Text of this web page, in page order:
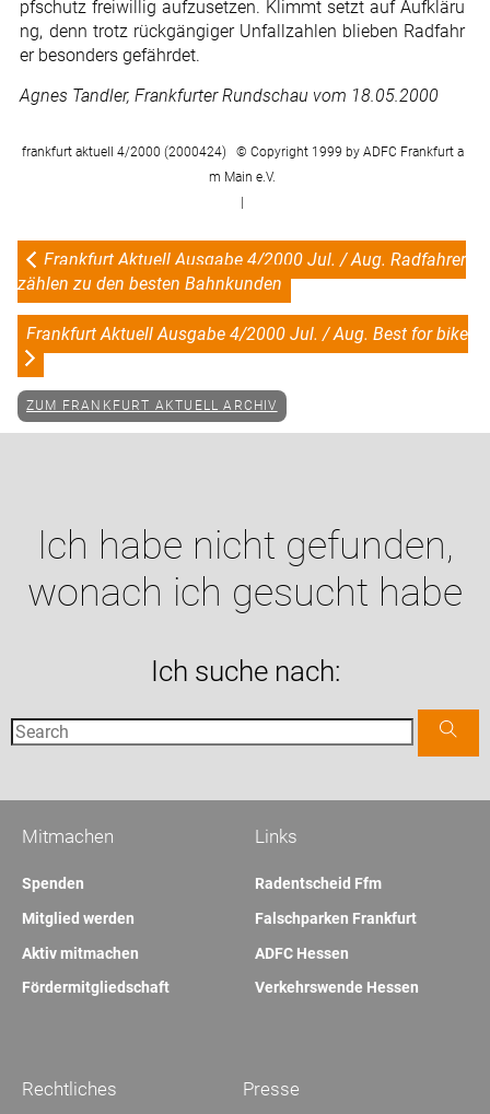
pfschutz freiwillig aufzusetzen. Klimmt setzt auf Aufkläru
ng, denn trotz rückgängiger Unfallzahlen blieben Radfahr
er besonders gefährdet.
Agnes Tandler, Frankfurter Rundschau vom 18.05.2000
frankfurt aktuell 4/2000 (2000424) © Copyright 1999 by ADFC Frankfurt a
m Main e.V.
Frankfurt Aktuell Ausgabe 4/2000 Jul. / Aug. Radfahrer
zählen zu den besten Bahnkunden
Frankfurt Aktuell Ausgabe 4/2000 Jul. / Aug. Best for bike
ZUM FRANKFURT AKTUELL ARCHIV
Ich habe nicht gefunden,
wonach ich gesucht habe
Ich suche nach:
Links
Radentscheid Ffm
Falschparken Frankfurt
ADFC Hessen
Verkehrswende Hessen
Mitmachen
Spenden
Mitglied werden
Aktiv mitmachen
Fördermitgliedschaft
Presse
Rechtliches